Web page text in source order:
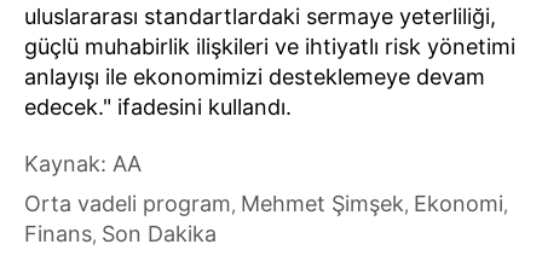
uluslararası standartlardaki sermaye yeterliliği,
güçlü muhabirlik ilişkileri ve ihtiyatlı risk yönetimi
anlayışı ile ekonomimizi desteklemeye devam
edecek." ifadesini kullandı.
Kaynak: AA
Orta vadeli program, Mehmet Şimşek, Ekonomi,
Finans, Son Dakika